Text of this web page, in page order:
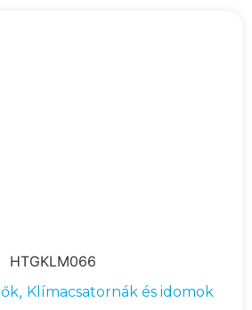
HTGKLM066
, Klímacsatornák és idomok